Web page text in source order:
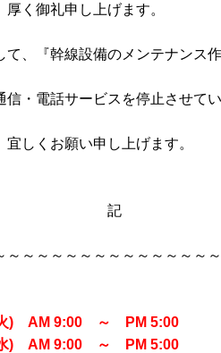
く御礼申し上げます。
、『幹線設備のメンテナンス
・電話サービスを停止させてい
しくお願い申し上げます。
～～～～～～～～～～～～～～
(火) AM 9:00 ～ PM 5:00
(水) AM 9:00 ～ PM 5:00